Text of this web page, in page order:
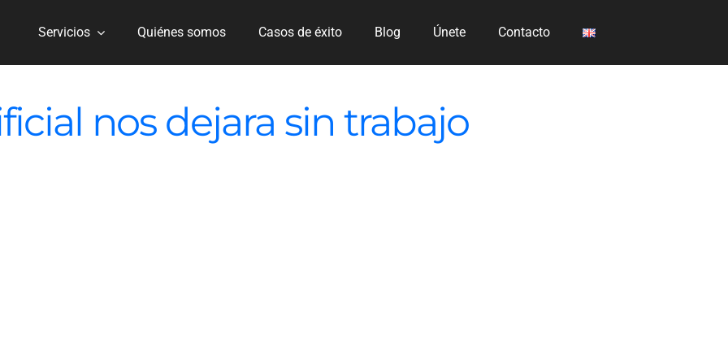
Servicios Quiénes somos Casos de éxito Blog Únete Contacto
nos dejara sin trabajo